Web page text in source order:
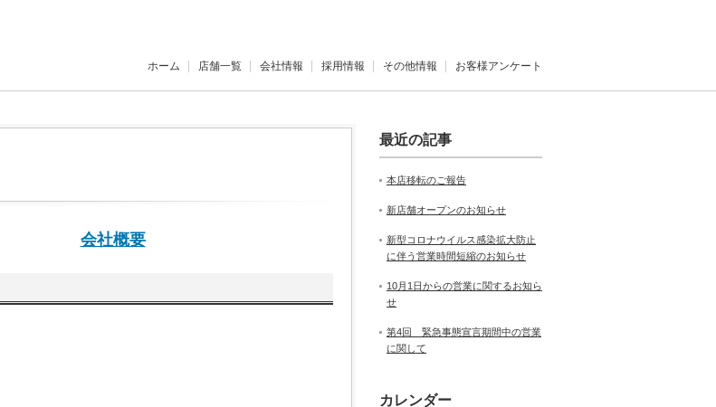
ホーム 店舗一覧 会社情報 採用情報 その他情報 お客様アンケート
会社概要
最近の記事
本店移転のご報告
新店舗オープンのお知らせ
新型コロナウイルス感染拡大防止
に伴う営業時間短縮のお知らせ
10月1日からの営業に関するお知ら
せ
第4回 緊急事態宣言期間中の営業
に関して
カレンダー